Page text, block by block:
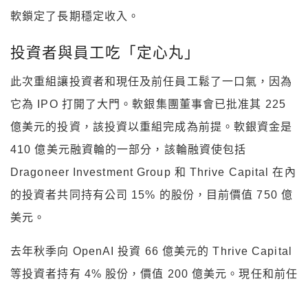
軟鎖定了長期穩定收入。
投資者與員工吃「定心丸」
此次重組讓投資者和現任及前任員工鬆了一口氣，因為
它為 IPO 打開了大門。軟銀集團董事會已批准其 225
億美元的投資，該投資以重組完成為前提。軟銀資金是
410 億美元融資輪的一部分，該輪融資使包括
Dragoneer Investment Group 和 Thrive Capital 在內
的投資者共同持有公司 15% 的股份，目前價值 750 億
美元。
去年秋季向 OpenAI 投資 66 億美元的 Thrive Capital
等投資者持有 4% 股份，價值 200 億美元。現任和前任